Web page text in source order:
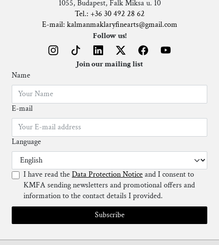
1055, Budapest, Falk Miksa u. 10
Tel.: +36 30 492 28 62
E-mail: kalmanmaklaryfinearts@gmail.com
Follow us!
Join our mailing list
Name
E-mail
Language
I have read theData Protection Noticeand I consent to
KMFA sending newsletters and promotional offers and
information to the contact details I provided.
Subscribe